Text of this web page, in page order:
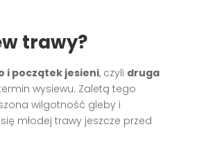
trawy?
i początek jesieni, czyli druga
wysiewu. Zaletą tego
wilgotność gleby i
młodej trawy jeszcze przed